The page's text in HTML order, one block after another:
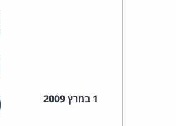
1 במרץ 2009